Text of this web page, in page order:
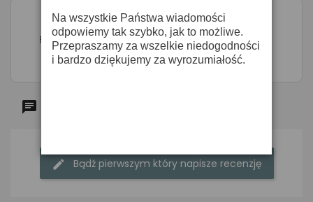
Filtr do reflektora PAR 36.
Bądź pierwszym który napisze recenzję
Na wszystkie Państwa wiadomości
odpowiemy tak szybko, jak to możliwe.
Przepraszamy za wszelkie niedogodności
i bardzo dziękujemy za wyrozumiałość.